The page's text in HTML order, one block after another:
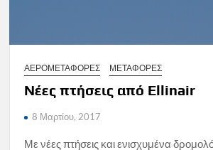
ΑΕΡΟΜΕΤΑΦΟΡΕΣ ΜΕΤΑΦΟΡΕΣ
Νέες πτήσεις από Ellinair
8 Μαρτίου, 2017
Με νέες πτήσεις και ενισχυμένα